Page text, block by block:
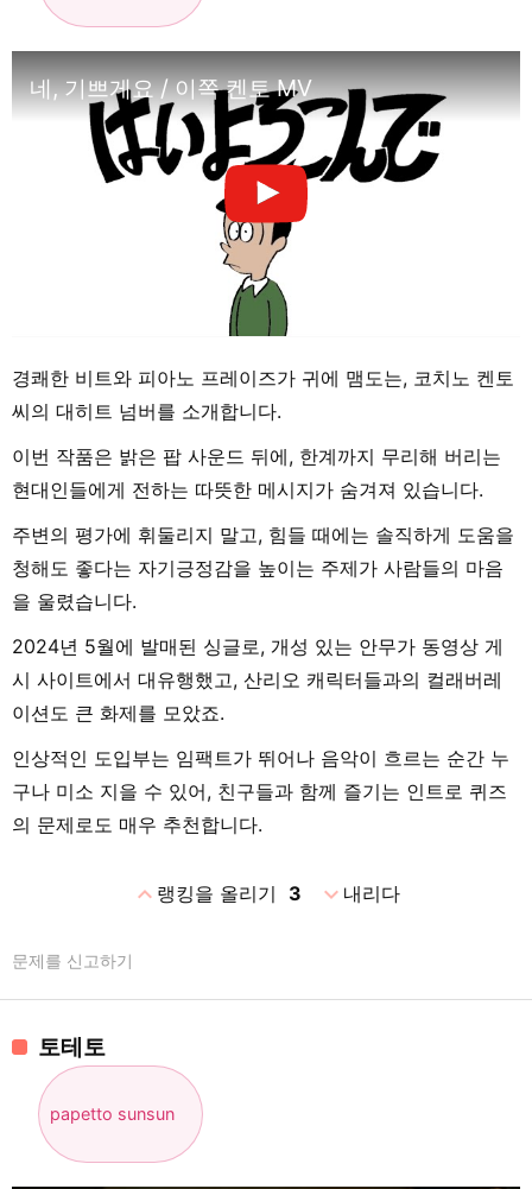
네, 기쁘게요 / 이쪽 켄토 MV
경쾌한 비트와 피아노 프레이즈가 귀에 맴도는, 코치노 켄토
씨의 대히트 넘버를 소개합니다.
이번 작품은 밝은 팝 사운드 뒤에, 한계까지 무리해 버리는
현대인들에게 전하는 따뜻한 메시지가 숨겨져 있습니다.
주변의 평가에 휘둘리지 말고, 힘들 때에는 솔직하게 도움을
청해도 좋다는 자기긍정감을 높이는 주제가 사람들의 마음
을 울렸습니다.
2024년 5월에 발매된 싱글로, 개성 있는 안무가 동영상 게
시 사이트에서 대유행했고, 산리오 캐릭터들과의 컬래버레
이션도 큰 화제를 모았죠.
인상적인 도입부는 임팩트가 뛰어나 음악이 흐르는 순간 누
구나 미소 지을 수 있어, 친구들과 함께 즐기는 인트로 퀴즈
의 문제로도 매우 추천합니다.
expand_less랭킹을 올리기 3 expand_more내리다
문제를 신고하기
토테토
papetto sunsun